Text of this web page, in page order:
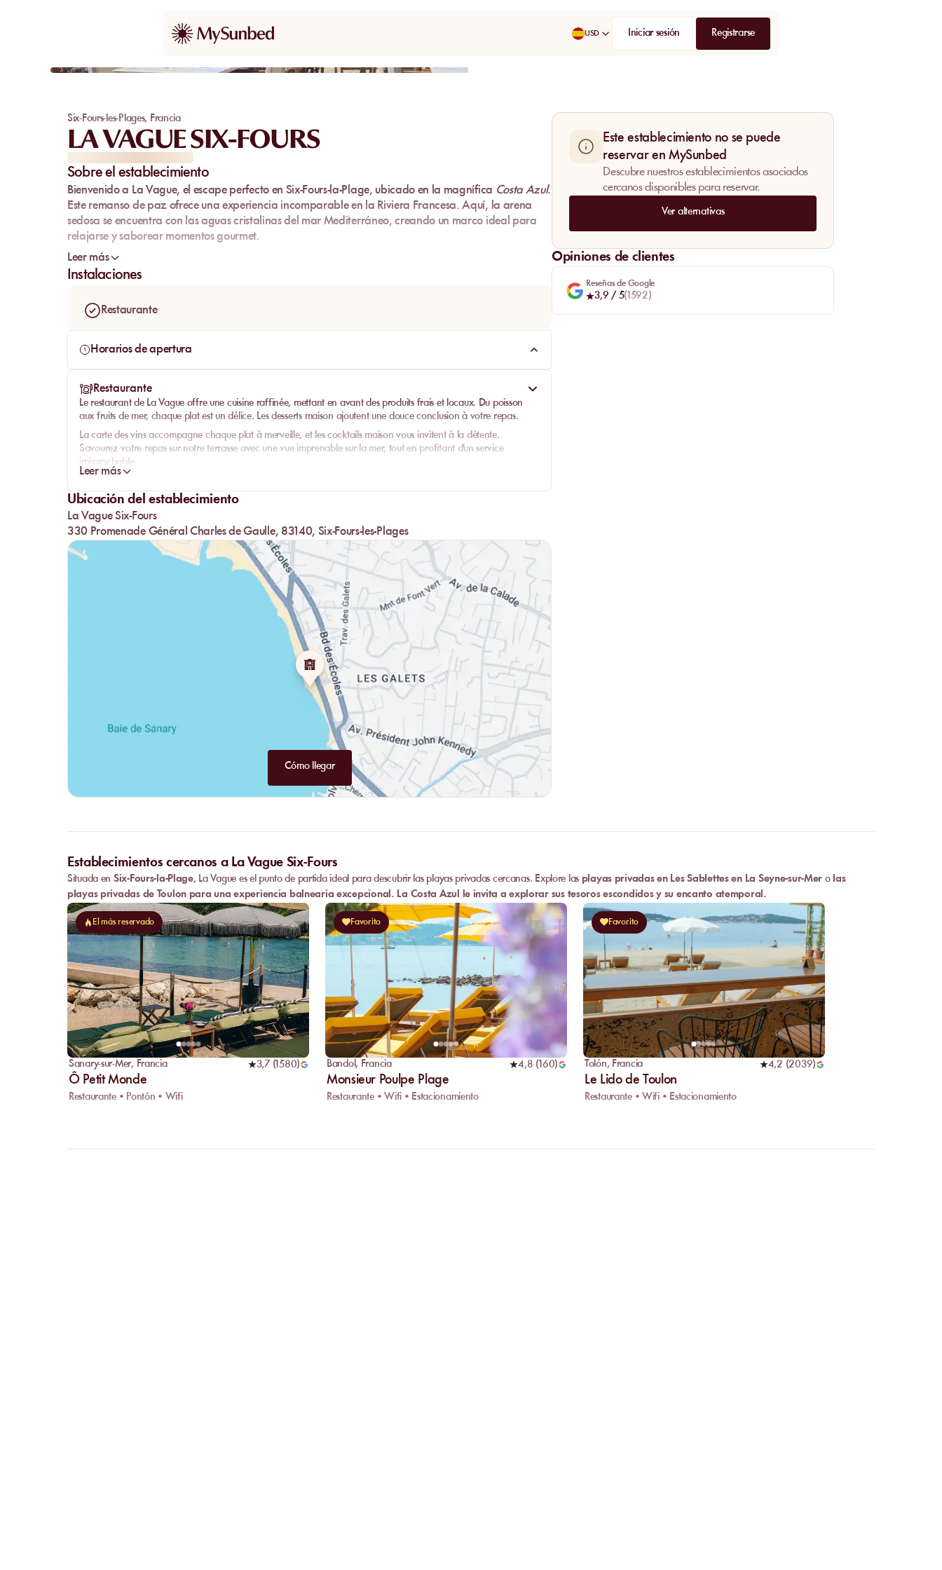
USD Iniciar sesión
Registrarse
Six-Fours-les-Plages, Francia
LA VAGUE SIX-FOURS
Sobre el establecimiento
Bienvenido a La Vague, el escape perfecto en Six-Fours-la-Plage, ubicado en la magnífica Costa Azul.
Este remanso de paz ofrece una experiencia incomparable en la Riviera Francesa. Aquí, la arena
sedosa se encuentra con lasaguas cristalinasdel mar Mediterráneo, creando un marco ideal para
relajarse y saborear momentos gourmet.
Ya sea que busque recuperarse o degustar una cocina refinada, La Vague es el lugar ideal. Reserve su
cama de playa privada
Leer más
Instalaciones
Restaurante
Horarios de apertura
Restaurante
Le restaurantde La Vague offre une cuisine raffinée, mettant en avant des produits frais et locaux. Du poisson
aux fruits de mer, chaque plat est un délice. Lesdessertsmaison ajoutent une douce conclusion à votre repas.
Lacarte des vinsaccompagne chaque plat à merveille, et les cocktails maison vous invitent à la détente.
Savourez votre repas sur notre terrasse avec une vue imprenable sur la mer, tout en profitant d'un service
irréprochable.
Leer más
Ubicación del establecimiento
La Vague Six-Fours
330 Promenade Général Charles de Gaulle, 83140, Six-Fours-les-Plages
Cómo llegar
Este establecimiento no se puede
reservar en MySunbed
Descubre nuestros establecimientos asociados
cercanos disponibles para reservar.
Ver alternativas
Opiniones de clientes
Reseñas de Google
3,9 / 5( 1592)
Establecimientos cercanos a La Vague Six-Fours
Situada en Six-Fours-la-Plage, La Vague es el punto de partida ideal para descubrir las playas privadas cercanas. Explore las playas privadas en Les Sablettes en La Seyne-sur-Mer o las
playas privadas de Toulon para una experiencia balnearia excepcional. La Costa Azul le invita a explorar sus tesoros escondidos y su encanto atemporal.
El más reservado
Sanary-sur-Mer, Francia 3,7(1580)
Ô Petit Monde
Restaurante • Pontón • Wifi
Favorito
Bandol, Francia 4,8 (160)
Monsieur Poulpe Plage
Restaurante • Wifi • Estacionamiento
Favorito
Tolón, Francia 4,2 (2039)
Le Lido de Toulon
Restaurante • Wifi • Estacionamiento